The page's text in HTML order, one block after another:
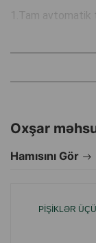
1.Tam
Hərəkət və çəki
müəyyən edir.
doldurucunu ələyir,
tullantıları
2. PETKIT
Oxşar
Hamısını Gör
PIŞIKLƏR